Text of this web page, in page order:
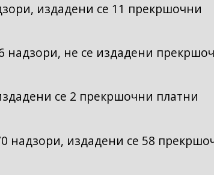
издадени се 11 прекршочни
не се издадени
се 2 прекршочни платни
издадени се 58